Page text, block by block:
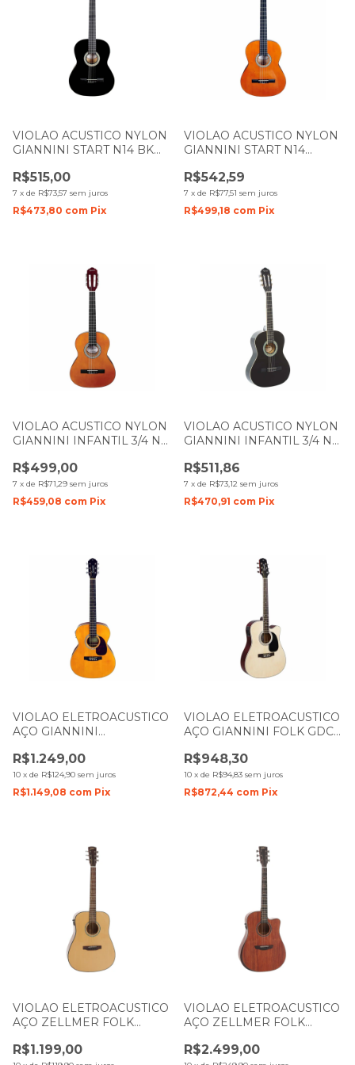
VIOLAO ACUSTICO NYLON
GIANNINI START N14 BK
R$515,00
7 x de R$73,57 sem juros
R$473,80 com Pix
VIOLAO ACUSTICO NYLON
GIANNINI START N14
R$542,59
7 x de R$77,51 sem juros
R$499,18 com Pix
VIOLAO ACUSTICO NYLON
GIANNINI INFANTIL 3/4 N6
R$499,00
7 x de R$71,29 sem juros
R$459,08 com Pix
VIOLAO ACUSTICO NYLON
GIANNINI INFANTIL 3/4 N6
R$511,86
7 x de R$73,12 sem juros
R$470,91 com Pix
VIOLAO ELETROACUSTICO
AÇO GIANNINI
GAD PLUS EQ NG
NATURAL GLOSS
R$1.249,00
10 x de R$124,90 sem juros
R$1.149,08 com Pix
VIOLAO ELETROACUSTICO
AÇO GIANNINI FOLK GDC1
R$948,30
10 x de R$94,83 sem juros
R$872,44 com Pix
VIOLAO ELETROACUSTICO
AÇO ZELLMER FOLK
BRILHANTE COM CAPA
R$1.199,00
VIOLAO ELETROACUSTICO
AÇO ZELLMER FOLK
PROVENANCE
R$2.499,00